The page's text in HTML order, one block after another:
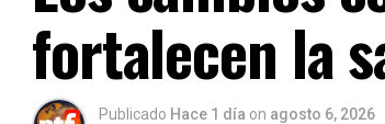
fortalecen la
Publicado Hace 1 día on agosto 6, 2026